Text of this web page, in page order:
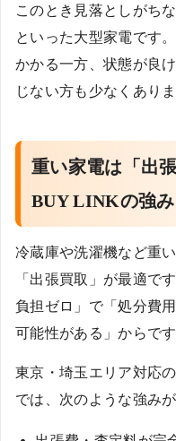
このとき見落としがち
といった大型家電です
かかる一方、状態が良
じない方も少なくありま
重い家電は「出
BUY LINKの強み
冷蔵庫や洗濯機など重
「出張買取」が最適で
負担ゼロ」で「処分費
可能性がある」からです
東京・埼玉エリア対応
では、次のような強みが